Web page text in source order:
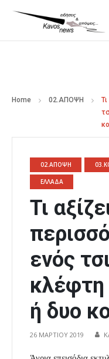
Home 02.ΑΠΟΨΗ
02.ΑΠΟΨΗ
ΕΛΛΑΔΑ
Τι
ενός
κλέφτη
ή δυο
26 ΜΑΡΤΊΟΥ 2019